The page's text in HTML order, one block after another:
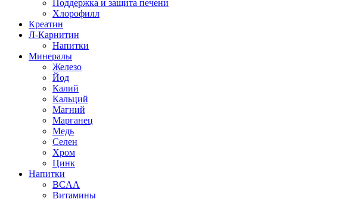
Поддержка и защита печени
Хлорофилл
Креатин
Л-Карнитин
Напитки
Минералы
Железо
Йод
Калий
Кальций
Магний
Марганец
Медь
Селен
Хром
Цинк
Напитки
BCAA
Витамины